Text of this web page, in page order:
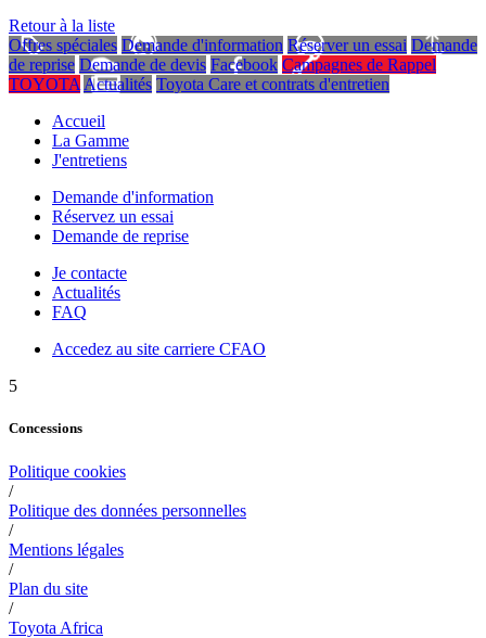
Retour à la liste
Offres spéciales Demande d'information Réserver un essai Demande
de reprise Demande de devis Facebook Campagnes de Rappel
TOYOTA Actualités Toyota Care et contrats d'entretien
Accueil
La Gamme
J'entretiens
Demande d'information
Réservez un essai
Demande de reprise
Je contacte
Actualités
FAQ
Accedez au site carriere CFAO
5
Concessions
Politique cookies
/
Politique des données personnelles
/
Mentions légales
/
Plan du site
/
Toyota Africa